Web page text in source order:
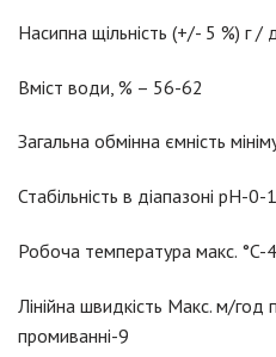
Насипна щільність (+/- 5 %) г /
Вміст води, % – 56-62
Загальна обмінна ємність
Стабільність в діапазоні pH-0-
Робоча температура макс. °C-
Лінійна швидкість Макс. м/
промиванні-9